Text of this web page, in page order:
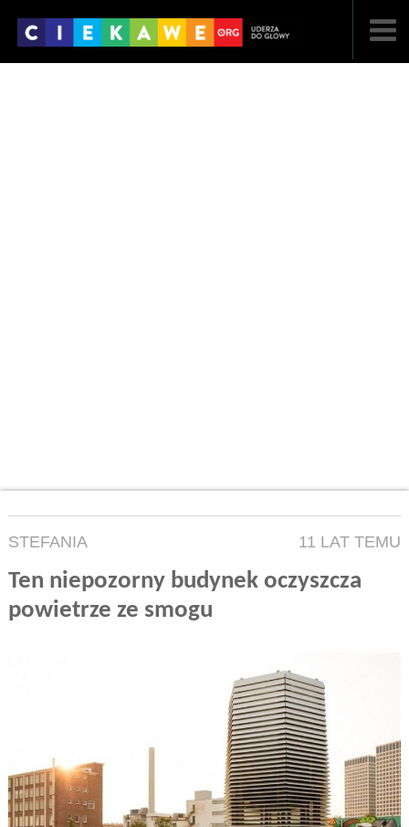
STEFANIA 11 LAT TEMU
Ten niepozorny budynek oczyszcza
powietrze ze smogu